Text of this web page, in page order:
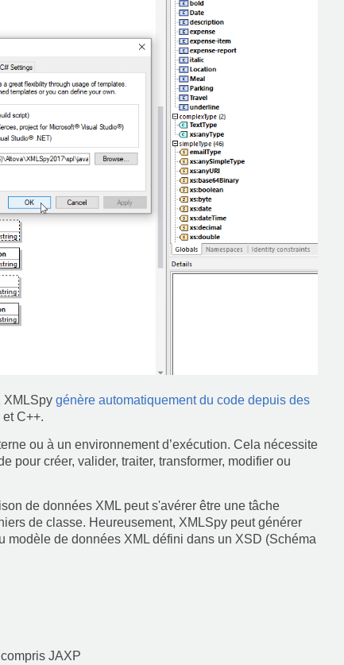
XMLSpy génère automatiquement du code depuis des
C++.
ou à un environnement d’exécution. Cela nécessite
pour créer, valider, traiter, transformer, modifier ou
de données XML peut s'avérer être une tâche
de classe. Heureusement, XMLSpy peut générer
de données XML défini dans un XSD (Schéma
JAXP